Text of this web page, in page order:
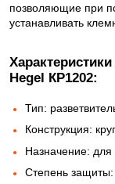
позволяющие при
устанавливать
Hegel КР1202:
Тип:
Конструкция:
Назначение: для
Степень защиты: